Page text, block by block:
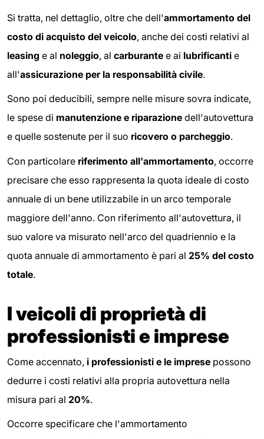
Si tratta, nel dettaglio, oltre che dell'ammortamento del
costo di acquisto del veicolo, anche dei costi relativi al
leasing e al noleggio, al carburante e ai lubrificanti e
all'assicurazione per la responsabilità civile.
Sono poi deducibili, sempre nelle misure sovra indicate,
le spese di manutenzione e riparazione dell'autovettura
e quelle sostenute per il suo ricovero o parcheggio.
Con particolare riferimento all'ammortamento, occorre
precisare che esso rappresenta la quota ideale di costo
annuale di un bene utilizzabile in un arco temporale
maggiore dell'anno. Con riferimento all'autovettura, il
suo valore va misurato nell'arco del quadriennio e la
quota annuale di ammortamento è pari al 25% del costo
totale.
I veicoli di proprietà di
professionisti e imprese
Come accennato, i professionisti e le imprese possono
dedurre i costi relativi alla propria autovettura nella
misura pari al 20%.
Occorre specificare che l'ammortamento